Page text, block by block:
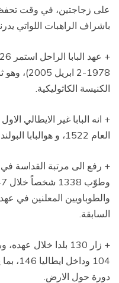
على زجاجتين، في وقت تحفظ
باشراف الراهبات اللواتي
1978-2
الكنيسة الكاثوليكية.
+ انه البابا غير الايطالي
العام 1522، و هوالبابا البولندى الاول في تاريخ الكنيسة .
والطوباويين المعلنين في
السابقة.
+ زار 130 بلدا خلال
دورة حول الارض.